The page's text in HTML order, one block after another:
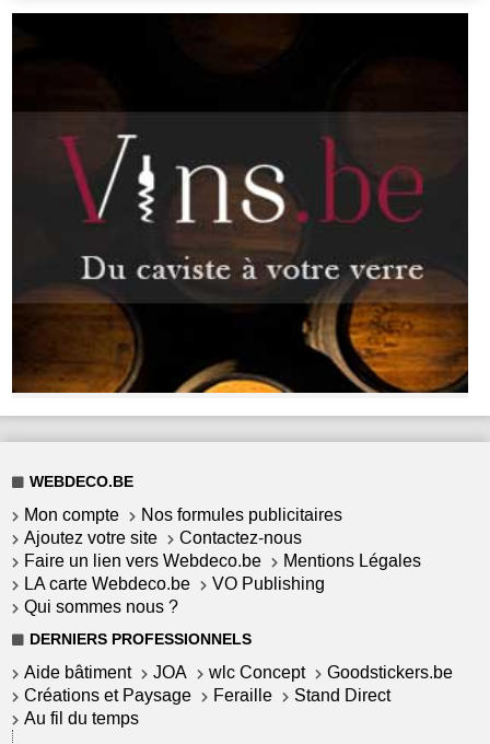
WEBDECO.BE
Mon compte
Nos formules publicitaires
Ajoutez votre site
Contactez-nous
Faire un lien vers Webdeco.be
Mentions Légales
LA carte Webdeco.be
VO Publishing
Qui sommes nous ?
DERNIERS PROFESSIONNELS
Aide bâtiment JOA wlc Concept
Goodstickers.be
Créations et Paysage
Feraille
Stand Direct
Au fil du temps